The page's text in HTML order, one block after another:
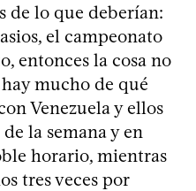
de lo que deberían:
el campeonato
entonces la cosa no
mucho de qué
Venezuela y ellos
la semana y en
horario, mientras
tres veces por